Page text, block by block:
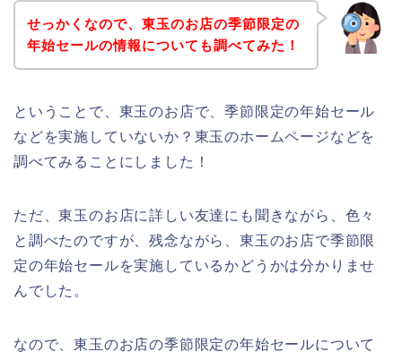
せっかくなので、東玉のお店の季節限定の
年始セールの情報についても調べてみた！
ということで、東玉のお店で、季節限定の年始セール
などを実施していないか？東玉のホームページなどを
調べてみることにしました！
ただ、東玉のお店に詳しい友達にも聞きながら、色々
と調べたのですが、残念ながら、東玉のお店で季節限
定の年始セールを実施しているかどうかは分かりませ
んでした。
なので、東玉のお店の季節限定の年始セールについて